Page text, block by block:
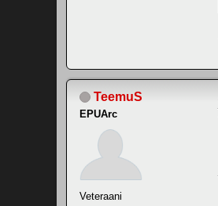
TeemuS
EPUArc
Veteraani